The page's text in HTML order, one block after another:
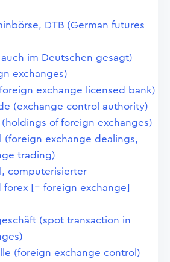
DTB (German futures
im Deutschen gesagt)
exchanges)
exchange licensed bank)
(exchange control authority)
of foreign exchanges)
(foreign exchange dealings,
trading)
computerisierter
forex [= foreign exchange]
(spot transaction in
(foreign exchange control)